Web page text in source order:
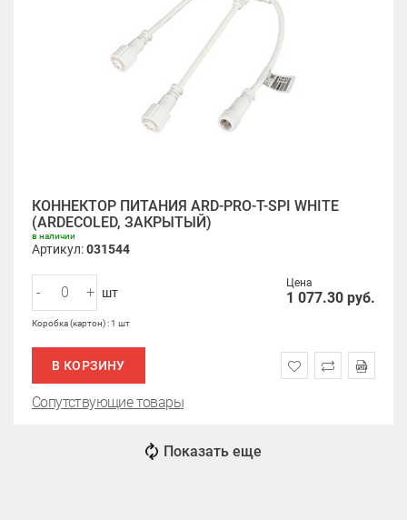
КОННЕКТОР ПИТАНИЯ ARD-PRO-T-SPI WHITE
(ARDECOLED, ЗАКРЫТЫЙ)
в наличии
Артикул:031544
Цена
1 077.30 руб.
- + шт
Коробка (картон) : 1 шт
В КОРЗИНУ
Сопутствующие товары
Показать еще